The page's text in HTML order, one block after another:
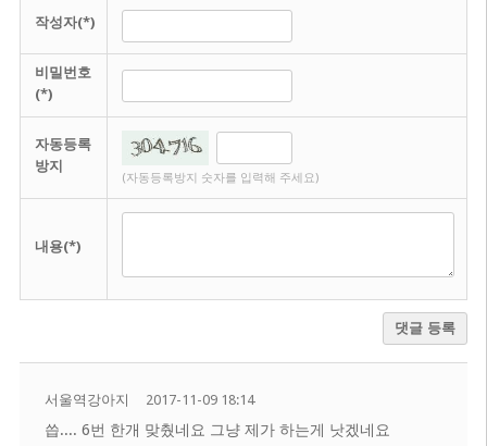
작성자(*)
비밀번호
(*)
자동등록
방지
(자동등록방지 숫자를 입력해 주세요)
내용(*)
댓글 등록
서울역강아지 2017-11-09 18:14
씁.... 6번 한개 맞췄네요 그냥 제가 하는게 낫겠네요